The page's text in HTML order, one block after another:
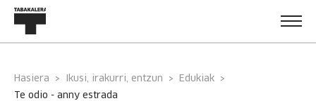
Hasiera Ikusi, irakurri, entzun
Edukiak
te odio - anny estrada